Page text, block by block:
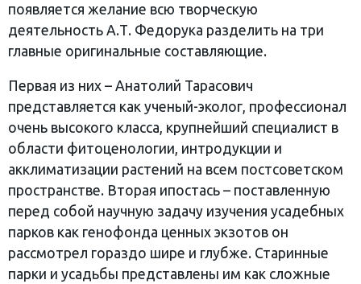
появляется желание всю творческую
деятельность А.Т. Федорука разделить на три
главные оригинальные составляющие.
Первая из них – Анатолий Тарасович
представляется как ученый-эколог, профессионал
очень высокого класса, крупнейший специалист в
области фитоценологии, интродукции и
акклиматизации растений на всем постсоветском
пространстве. Вторая ипостась – поставленную
перед собой научную задачу изучения усадебных
парков как генофонда ценных экзотов он
рассмотрел гораздо шире и глубже. Старинные
парки и усадьбы представлены им как сложные